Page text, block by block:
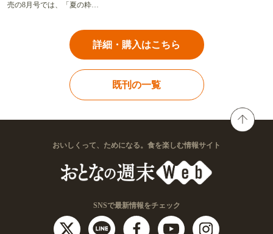
売の8月号では、「夏の粋…
詳細・購入はこちら
既刊の一覧
おいしくって、ためになる。食を楽しむ情報サイト
SNSで最新情報をチェック